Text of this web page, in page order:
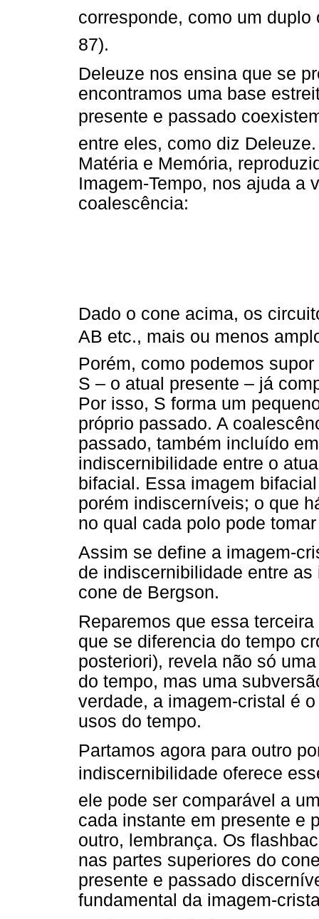
corresponde, como um duplo
87).
Deleuze nos ensina que se
encontramos uma base
presente e passado
entre eles, como diz
Matéria e Memória,
Imagem-Tempo, nos ajuda a
coalescência:
Dado o cone acima, os
AB etc., mais ou menos
Porém, como podemos
S – o atual presente – já
Por isso, S forma um
próprio passado. A
passado, também incluído
indiscernibilidade entre o
bifacial. Essa imagem
porém indiscerníveis; o que
no qual cada polo pode
Assim se define a imagem-
de indiscernibilidade entre
cone de Bergson.
Reparemos que essa
que se diferencia do tempo
posteriori), revela não só
do tempo, mas uma
verdade, a imagem-cristal é
usos do tempo.
Partamos agora para outro
indiscernibilidade oferece
ele pode ser comparável a
cada instante em presente e
outro, lembrança. Os
nas partes superiores do
presente e passado
fundamental da imagem-